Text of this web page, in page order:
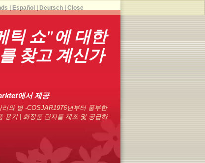
틱 쇼"에 대한
찾고 계신가
에서 제공
와 병 -COSJAR1976년부터 풍부한
용기 | 화장품 단지를 제조 및 공급하
Español Deutsch| Close